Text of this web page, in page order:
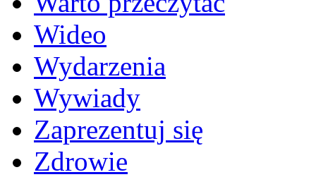
Wideo
Wydarzenia
Wywiady
Zaprezentuj się
Zdrowie